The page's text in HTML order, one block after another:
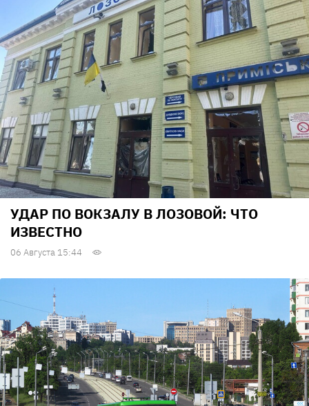
УДАР ПО ВОКЗАЛУ В ЛОЗОВОЙ: ЧТО
ИЗВЕСТНО
06 Августа 15:44